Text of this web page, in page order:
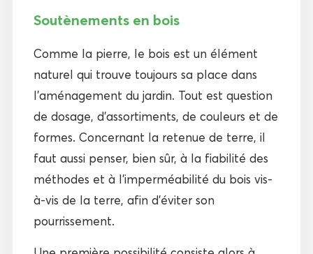
Soutènements en bois
Comme la pierre, le bois est un élément
naturel qui trouve toujours sa place dans
l’aménagement du jardin. Tout est question
de dosage, d’assortiments, de couleurs et de
formes. Concernant la retenue de terre, il
faut aussi penser, bien sûr, à la fiabilité des
méthodes et à l’imperméabilité du bois vis-
à-vis de la terre, afin d’éviter son
pourrissement.